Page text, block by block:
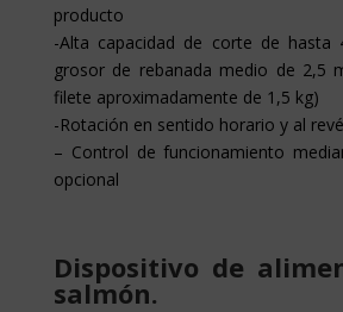
producto
-Alta capacidad de corte de hasta
grosor de rebanada medio de 2,5
filete aproximadamente de 1,5 kg)
-Rotación en sentido horario y al
– Control de funcionamiento
opcional
Dispositivo de
salmón.